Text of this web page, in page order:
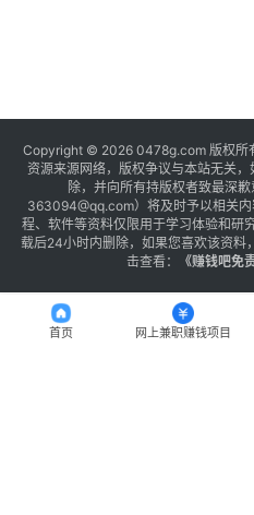
Copyright © 2026 0478g.com 版权
资源来源网络，版权争议与本站无关
除，并向所有持版权者致最深歉
363094@qq.com）将及时予以相关
程、软件等资料仅限用于学习体验和研
载后24小时内删除，如果您喜欢该资料
击查看：
《赚钱吧免
首页 网上兼职赚钱项目